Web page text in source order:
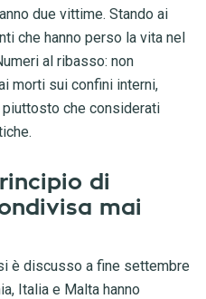
due vittime. Stando ai
che hanno perso la vita nel
al ribasso: non
morti sui confini interni,
piuttosto che considerati
di
mai
è discusso a fine settembre
Italia e Malta hanno